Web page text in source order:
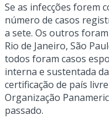
Se as infecções forem
número de casos
a sete. Os outros
Rio de Janeiro, São
todos foram casos
interna e sustentada
certificação de país
Organização
passado.